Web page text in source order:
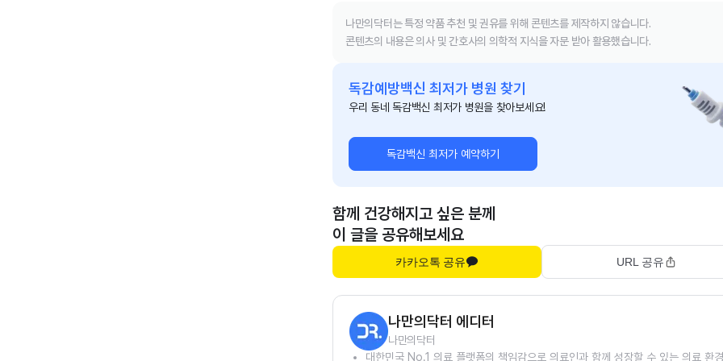
나만의닥터는 특정 약품 추천 및 권유를 위해 콘텐츠를 제작하지 않습니다.
콘텐츠의 내용은 의사 및 간호사의 의학적 지식을 자문 받아 활용했습니다.
독감예방백신 최저가 병원 찾기
우리 동네 독감백신 최저가 병원을 찾아보세요!
독감백신 최저가 예약하기
함께 건강해지고 싶은 분께
이 글을 공유해보세요
카카오톡 공유 URL 공유
나만의닥터 에디터
나만의닥터
대한민국 No.1 의료 플랫폼의 책임감으로 의료인과 함께 성장할 수 있는 의료 환